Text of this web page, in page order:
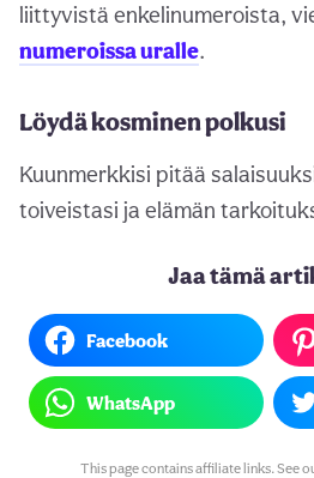
liittyvistä enkelinumeroista,
numeroissa uralle.
Löydä kosminen polkusi
Kuunmerkkisi pitää
toiveistasi ja elämän
Jaa tämä
Facebook
WhatsApp
This page contains affiliate links. See